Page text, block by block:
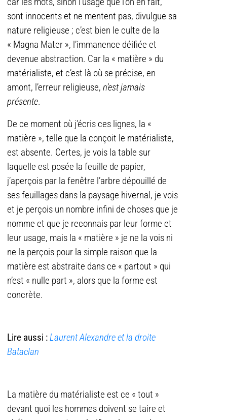
sont innocents et ne mentent pas, divulgue sa
nature religieuse ; c’est bien le culte de la
« Magna Mater », l’immanence déifiée et
devenue abstraction. Car la « matière » du
matérialiste, et c’est là où se précise, en
amont, l’erreur religieuse, n’est jamais
présente.
De ce moment où j’écris ces lignes, la «
matière », telle que la conçoit le matérialiste,
est absente. Certes, je vois la table sur
laquelle est posée la feuille de papier,
j’aperçois par la fenêtre l’arbre dépouillé de
ses feuillages dans la paysage hivernal, je vois
et je perçois un nombre infini de choses que je
nomme et que je reconnais par leur forme et
leur usage, mais la « matière » je ne la vois ni
ne la perçois pour la simple raison que la
matière est abstraite dans ce « partout » qui
n’est « nulle part », alors que la forme est
concrète.
Lire aussi :Laurent Alexandre et la droite
Bataclan
La matière du matérialiste est ce « tout »
devant quoi les hommes doivent se taire et